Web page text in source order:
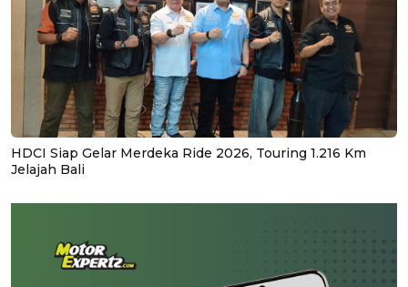
HDCI Siap Gelar Merdeka Ride 2026, Touring 1.216 Km
Jelajah Bali